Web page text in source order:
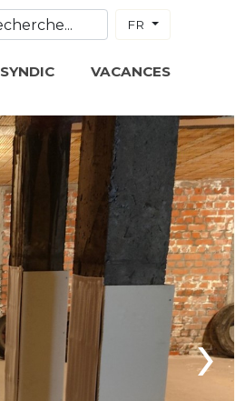
FR
SYNDIC VACANCES
›